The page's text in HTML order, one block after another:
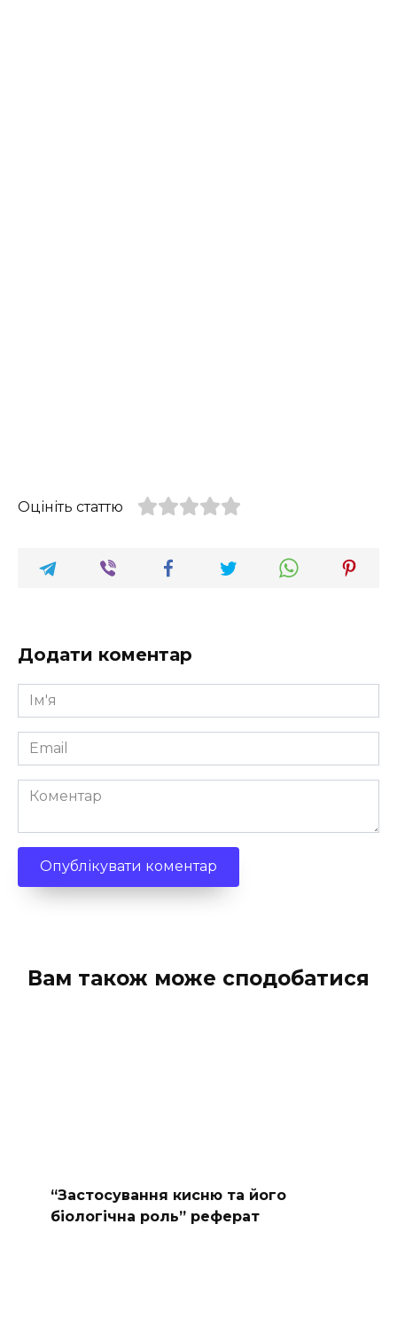
Оцініть статтю
Додати коментар
Ім'я
*
Email
*
Коментар
Вам також може сподобатися
“Застосування кисню та його
біологічна роль” реферат